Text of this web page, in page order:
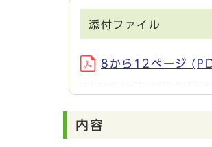
添付ファイル
8から12ページ
内容